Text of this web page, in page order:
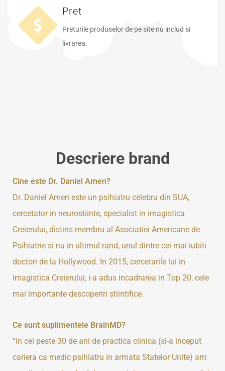
Pret
Preturile produselor de pe site nu includ si
livrarea.
Descriere brand
Cine este Dr. Daniel Amen?
Dr. Daniel Amen este un psihiatru celebru din SUA,
cercetator in neurostiinte, specialist in imagistica
Creierului, distins membru al Asociatiei Americane de
Psihiatrie si nu in ultimul rand, unul dintre cei mai iubiti
doctori de la Hollywood. In 2015, cercetarile lui in
imagistica Creierului, i-a adus incadrarea in Top 20, cele
mai importante descoperiri stiintifice.
Ce sunt suplimentele BrainMD?
“In cei peste 30 de ani de practica clinica (si-a inceput
cariera ca medic psihiatru in armata Statelor Unite) am